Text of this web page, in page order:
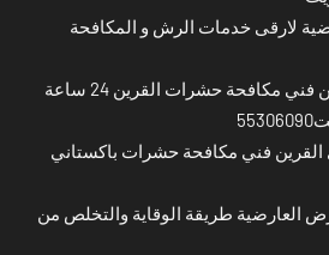
لارقى خدمات الرش و المكافحة
مكافحة حشرات القرين 24 ساعة
فني مكافحة حشرات باكستاني
العارضية طريقة الوقاية والتخلص من